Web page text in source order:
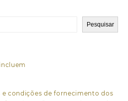
Pesquisar
e condições de fornecimento dos